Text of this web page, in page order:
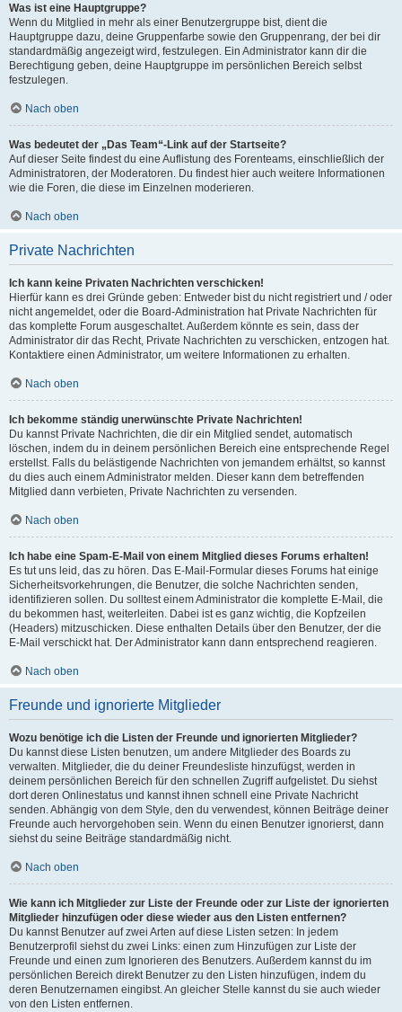
Was ist eine Hauptgruppe?
Wenn du Mitglied in mehr als einer Benutzergruppe bist, dient die
Hauptgruppe dazu, deine Gruppenfarbe sowie den Gruppenrang, der bei dir
standardmäßig angezeigt wird, festzulegen. Ein Administrator kann dir die
Berechtigung geben, deine Hauptgruppe im persönlichen Bereich selbst
festzulegen.
Nach oben
Was bedeutet der „Das Team“-Link auf der Startseite?
Auf dieser Seite findest du eine Auflistung des Forenteams, einschließlich der
Administratoren, der Moderatoren. Du findest hier auch weitere Informationen
wie die Foren, die diese im Einzelnen moderieren.
Nach oben
Private Nachrichten
Ich kann keine Privaten Nachrichten verschicken!
Hierfür kann es drei Gründe geben: Entweder bist du nicht registriert und / oder
nicht angemeldet, oder die Board-Administration hat Private Nachrichten für
das komplette Forum ausgeschaltet. Außerdem könnte es sein, dass der
Administrator dir das Recht, Private Nachrichten zu verschicken, entzogen hat.
Kontaktiere einen Administrator, um weitere Informationen zu erhalten.
Nach oben
Ich bekomme ständig unerwünschte Private Nachrichten!
Du kannst Private Nachrichten, die dir ein Mitglied sendet, automatisch
löschen, indem du in deinem persönlichen Bereich eine entsprechende Regel
erstellst. Falls du belästigende Nachrichten von jemandem erhältst, so kannst
du dies auch einem Administrator melden. Dieser kann dem betreffenden
Mitglied dann verbieten, Private Nachrichten zu versenden.
Nach oben
Ich habe eine Spam-E-Mail von einem Mitglied dieses Forums erhalten!
Es tut uns leid, das zu hören. Das E-Mail-Formular dieses Forums hat einige
Sicherheitsvorkehrungen, die Benutzer, die solche Nachrichten senden,
identifizieren sollen. Du solltest einem Administrator die komplette E-Mail, die
du bekommen hast, weiterleiten. Dabei ist es ganz wichtig, die Kopfzeilen
(Headers) mitzuschicken. Diese enthalten Details über den Benutzer, der die
E-Mail verschickt hat. Der Administrator kann dann entsprechend reagieren.
Nach oben
Freunde und ignorierte Mitglieder
Wozu benötige ich die Listen der Freunde und ignorierten Mitglieder?
Du kannst diese Listen benutzen, um andere Mitglieder des Boards zu
verwalten. Mitglieder, die du deiner Freundesliste hinzufügst, werden in
deinem persönlichen Bereich für den schnellen Zugriff aufgelistet. Du siehst
dort deren Onlinestatus und kannst ihnen schnell eine Private Nachricht
senden. Abhängig von dem Style, den du verwendest, können Beiträge deiner
Freunde auch hervorgehoben sein. Wenn du einen Benutzer ignorierst, dann
siehst du seine Beiträge standardmäßig nicht.
Nach oben
Wie kann ich Mitglieder zur Liste der Freunde oder zur Liste der ignorierten
Mitglieder hinzufügen oder diese wieder aus den Listen entfernen?
Du kannst Benutzer auf zwei Arten auf diese Listen setzen: In jedem
Benutzerprofil siehst du zwei Links: einen zum Hinzufügen zur Liste der
Freunde und einen zum Ignorieren des Benutzers. Außerdem kannst du im
persönlichen Bereich direkt Benutzer zu den Listen hinzufügen, indem du
deren Benutzernamen eingibst. An gleicher Stelle kannst du sie auch wieder
von den Listen entfernen.